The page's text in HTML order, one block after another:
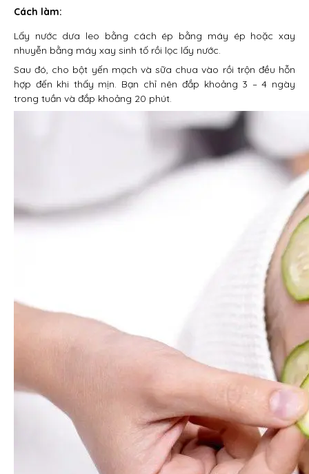
Cách làm:
Lấy nước dưa leo bằng cách ép bằng máy ép hoặc xay
nhuyễn bằng máy xay sinh tố rồi lọc lấy nước.
Sau đó, cho bột yến mạch và sữa chua vào rồi trộn đều hỗn
hợp đến khi thấy mịn. Bạn chỉ nên đắp khoảng 3 – 4 ngày
trong tuần và đắp khoảng 20 phút.